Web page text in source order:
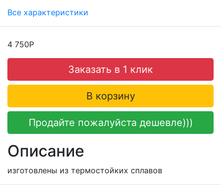
Все характеристики
4 750Р
Заказать в 1 клик
В корзину
Продайте пожалуйста дешевле)))
Описание
изготовлены из термостойких сплавов